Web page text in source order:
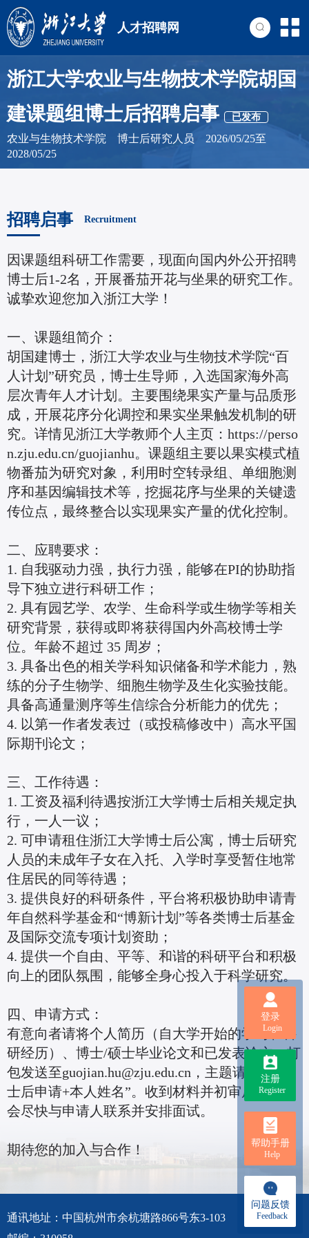
人才招聘网
浙江大学农业与生物技术学院胡国
建课题组博士后招聘启事
已发布
农业与生物技术学院 博士后研究人员 2026/05/25至
2028/05/25
招聘启事 Recruitment
因课题组科研工作需要，现面向国内外公开招聘
博士后1-2名，开展番茄开花与坐果的研究工作。
诚挚欢迎您加入浙江大学！
一、课题组简介：
胡国建博士，浙江大学农业与生物技术学院“百
人计划”研究员，博士生导师，入选国家海外高
层次青年人才计划。主要围绕果实产量与品质形
成，开展花序分化调控和果实坐果触发机制的研
究。详情见浙江大学教师个人主页：https://perso
n.zju.edu.cn/guojianhu。课题组主要以果实模式植
物番茄为研究对象，利用时空转录组、单细胞测
序和基因编辑技术等，挖掘花序与坐果的关键遗
传位点，最终整合以实现果实产量的优化控制。
二、应聘要求：
1. 自我驱动力强，执行力强，能够在PI的协助指
导下独立进行科研工作；
2. 具有园艺学、农学、生命科学或生物学等相关
研究背景，获得或即将获得国内外高校博士学
位。年龄不超过 35 周岁；
3. 具备出色的相关学科知识储备和学术能力，熟
练的分子生物学、细胞生物学及生化实验技能。
具备高通量测序等生信综合分析能力的优先；
4. 以第一作者发表过（或投稿修改中）高水平国
际期刊论文；
三、工作待遇：
1. 工资及福利待遇按浙江大学博士后相关规定执
行，一人一议；
2. 可申请租住浙江大学博士后公寓，博士后研究
人员的未成年子女在入托、入学时享受暂住地常
住居民的同等待遇；
3. 提供良好的科研条件，平台将积极协助申请青
年自然科学基金和“博新计划”等各类博士后基金
及国际交流专项计划资助；
4. 提供一个自由、平等、和谐的科研平台和积极
向上的团队氛围，能够全身心投入于科学研究。
四、申请方式：
有意向者请将个人简历（自大学开始的学习和科
研经历）、博士/硕士毕业论文和已发表论文，打
包发送至guojian.hu@zju.edu.cn，主题请注明“博
士后申请+本人姓名”。收到材料并初审后，我们
会尽快与申请人联系并安排面试。
期待您的加入与合作！
登录
Login
注册
Register
帮助手册
Help
问题反馈
Feedback
通讯地址：中国杭州市余杭塘路866号东3-103